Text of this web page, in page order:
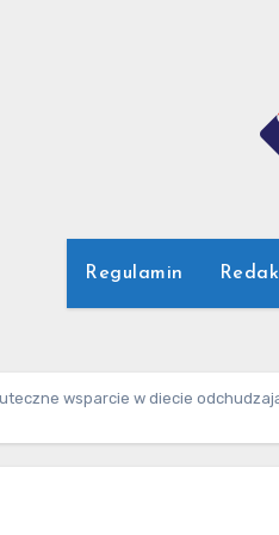
Regulamin
wsparcie w diecie